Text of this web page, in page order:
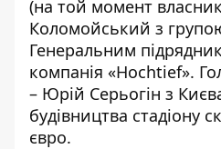
(на той момент
Коломойський з
Генеральним
компанія «Hochtief».
– Юрій Серьогін з
будівництва стадіону
євро.